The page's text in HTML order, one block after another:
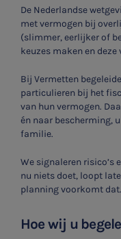
De Nederlandse
met vermogen bij
(slimmer, eerlijker of
keuzes maken en deze
Bij Vermetten
particulieren bij het
van hun vermogen.
én naar bescherming,
familie.
We signaleren risico’s
nu niets doet, loopt
planning voorkomt dat.
Hoe wij u